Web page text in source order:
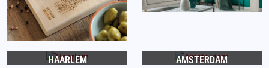
HAARLEM AMSTERDAM